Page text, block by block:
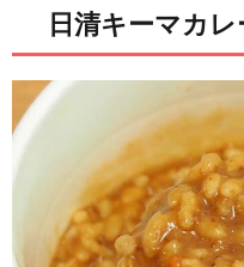
日清キーマカ